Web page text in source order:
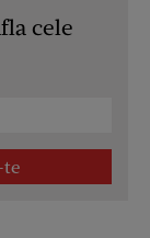
cele